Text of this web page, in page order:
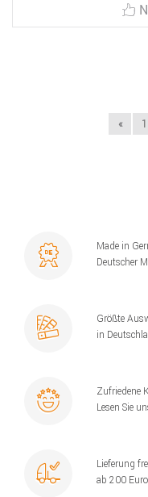
« 1
Made in
Deutscher
Größte
in
Zufriedene
Lesen Sie
Lieferung
ab 200 Euro